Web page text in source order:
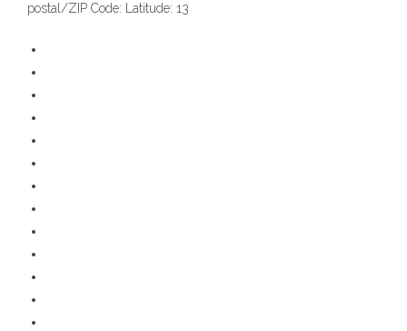
postal/ZIP Code: Latitude: 13